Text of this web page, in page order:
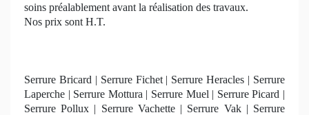
soins préalablement avant la réalisation des travaux.
Nos prix sont H.T.
Serrure Bricard | Serrure Fichet | Serrure Heracles | Serrure
Laperche | Serrure Mottura | Serrure Muel | Serrure Picard |
Serrure Pollux | Serrure Vachette | Serrure Vak | Serrure